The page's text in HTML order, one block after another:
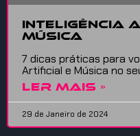
Inteligência
Música
7 dicas práticas para
Artificial e Música no
LER MAIS »
29 de Janeiro de 2024